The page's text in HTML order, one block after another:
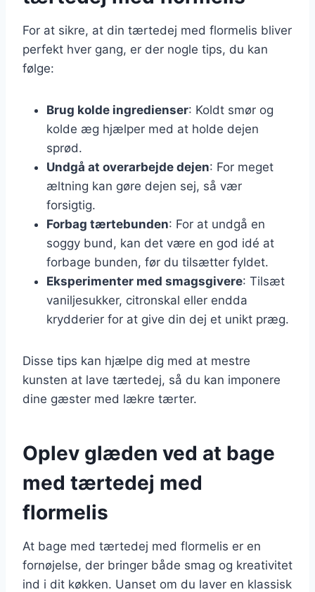
For at sikre, at din tærtedej med flormelis bliver
perfekt hver gang, er der nogle tips, du kan
følge:
Brug kolde ingredienser: Koldt smør og
kolde æg hjælper med at holde dejen
sprød.
Undgå at overarbejde dejen: For meget
æltning kan gøre dejen sej, så vær
forsigtig.
Forbag tærtebunden: For at undgå en
soggy bund, kan det være en god idé at
forbage bunden, før du tilsætter fyldet.
Eksperimenter med smagsgivere: Tilsæt
vaniljesukker, citronskal eller endda
krydderier for at give din dej et unikt præg.
Disse tips kan hjælpe dig med at mestre
kunsten at lave tærtedej, så du kan imponere
dine gæster med lækre tærter.
Oplev glæden ved at bage
med tærtedej med
flormelis
At bage med tærtedej med flormelis er en
fornøjelse, der bringer både smag og kreativitet
ind i dit køkken. Uanset om du laver en klassisk